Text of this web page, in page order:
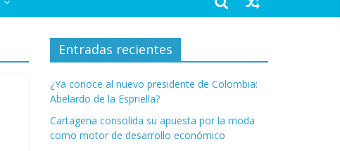
Entradas recientes
¿Ya conoce al nuevo presidente de Colombia:
Abelardo de la Espriella?
Cartagena consolida su apuesta por la moda
como motor de desarrollo económico